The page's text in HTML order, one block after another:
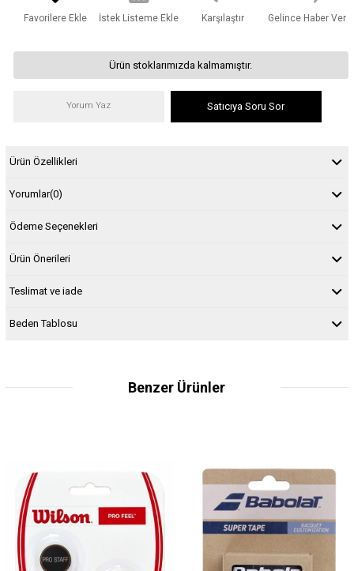
Favorilere Ekle İstek Listeme Ekle Karşılaştır Gelince Haber Ver
Ürün stoklarımızda kalmamıştır.
Yorum Yaz Satıcıya Soru Sor
Ürün Özellikleri
Yorumlar(0)
Ödeme Seçenekleri
Ürün Önerileri
Teslimat ve iade
Beden Tablosu
Benzer Ürünler